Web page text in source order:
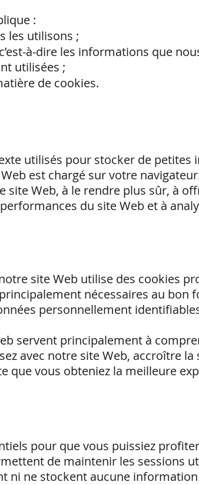
:
les utilisons ;
à-dire les informations que
utilisées ;
de cookies.
utilisés pour stocker de
est chargé sur votre
Web, à le rendre plus sûr, à
du site Web et à
site Web utilise des cookies
nécessaires au bon
personnellement
servent principalement à
avec notre site Web, accroître la
que vous obteniez la meilleure
pour que vous puissiez
de maintenir les sessions
ni ne stockent aucune